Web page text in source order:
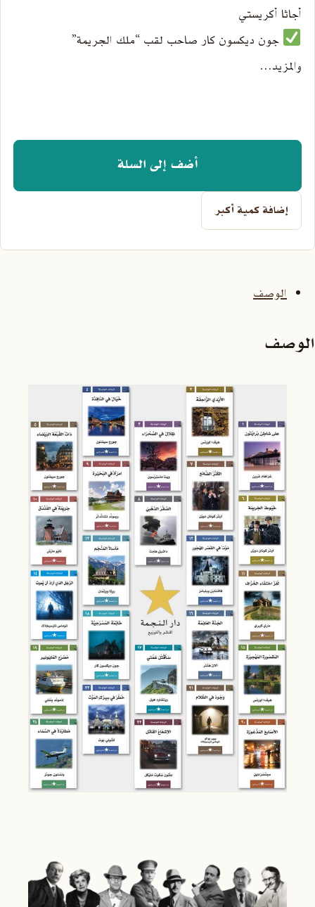
أجاثا أكريستي
جون ديكسون كار صاحب لقب “ملك الجريمة”
والمزيد…
أضف إلى السلة
إضافة كمية أكبر
الوصف
الوصف